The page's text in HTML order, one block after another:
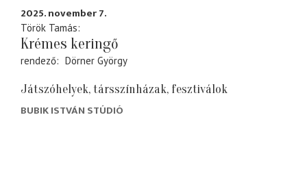
2025. november 7.
Török Tamás
Krémes keringő
rendező Dörner György
Játszóhelyek, társszínházak, fesztiválok
BUBIK ISTVÁN STÚDIÓ